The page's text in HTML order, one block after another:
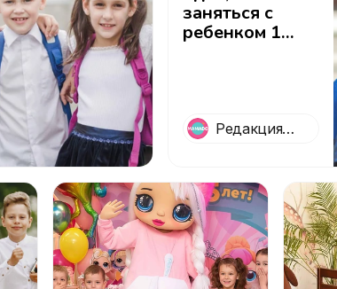
заняться с
ребенком 1
Редакция